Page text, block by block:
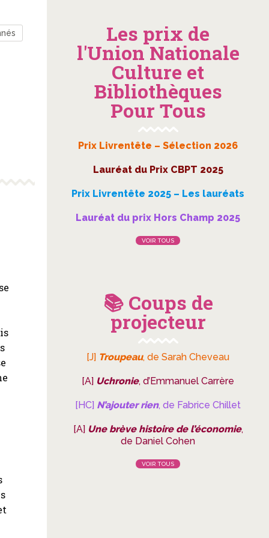
Les prix de
l'Union Nationale
Culture et
Bibliothèques
Pour Tous
Prix Livrentête – Sélection 2026
Lauréat du Prix CBPT 2025
Prix Livrentête 2025 – Les lauréats
Lauréat du prix Hors Champ 2025
VOIR TOUS
📚 Coups de
projecteur
[J] Troupeau, de Sarah Cheveau
[A] Uchronie, d’Emmanuel Carrère
[HC] N’ajouter rien, de Fabrice Chillet
[A] Une brève histoire de l’économie,
de Daniel Cohen
VOIR TOUS